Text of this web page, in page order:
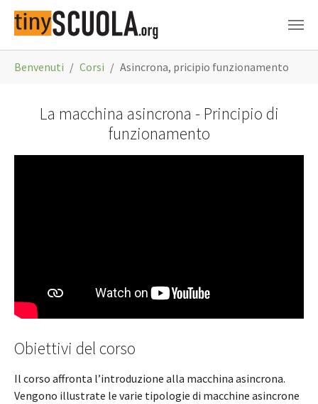
Benvenuti Corsi Asincrona, pricipio funzionamento
La macchina asincrona - Principio di
funzionamento
Obiettivi del corso
Il corso affronta l’introduzione alla macchina asincrona.
Vengono illustrate le varie tipologie di macchine asincrone